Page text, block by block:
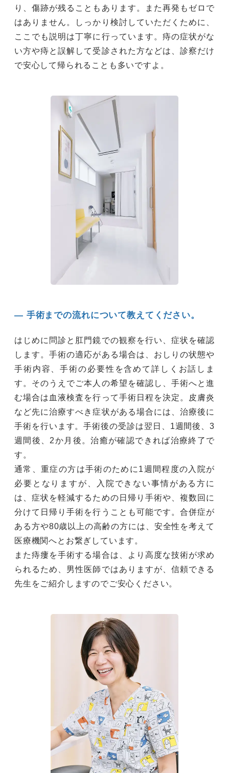
り、傷跡が残ることもあります。また再発もゼロで
はありません。しっかり検討していただくために、
ここでも説明は丁寧に行っています。痔の症状がな
い方や痔と誤解して受診された方などは、診察だけ
で安心して帰られることも多いですよ。
― 手術までの流れについて教えてください。
はじめに問診と肛門鏡での観察を行い、症状を確認
します。手術の適応がある場合は、おしりの状態や
手術内容、手術の必要性を含めて詳しくお話しま
す。そのうえでご本人の希望を確認し、手術へと進
む場合は血液検査を行って手術日程を決定。皮膚炎
など先に治療すべき症状がある場合には、治療後に
手術を行います。手術後の受診は翌日、1週間後、3
週間後、2か月後。治癒が確認できれば治療終了で
す。
通常、重症の方は手術のために1週間程度の入院が
必要となりますが、入院できない事情がある方に
は、症状を軽減するための日帰り手術や、複数回に
分けて日帰り手術を行うことも可能です。合併症が
ある方や80歳以上の高齢の方には、安全性を考えて
医療機関へとお繋ぎしています。
また痔瘻を手術する場合は、より高度な技術が求め
られるため、男性医師ではありますが、信頼できる
先生をご紹介しますのでご安心ください。